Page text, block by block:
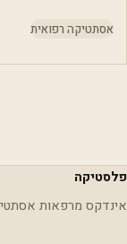
אסתטיקה רפואית
פלסטיקה
אינדקס מרפאות